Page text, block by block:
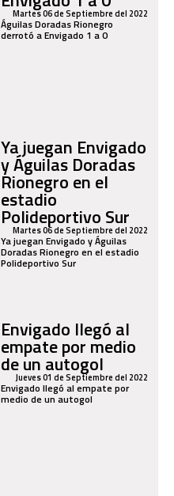
Martes 06 de Septiembre del 2022
Águilas Doradas Rionegro
derrotó a Envigado 1 a 0
Ya juegan Envigado
y Águilas Doradas
Rionegro en el
estadio
Polideportivo Sur
Martes 06 de Septiembre del 2022
Ya juegan Envigado y Águilas
Doradas Rionegro en el estadio
Polideportivo Sur
Envigado llegó al
empate por medio
de un autogol
Jueves 01 de Septiembre del 2022
Envigado llegó al empate por
medio de un autogol